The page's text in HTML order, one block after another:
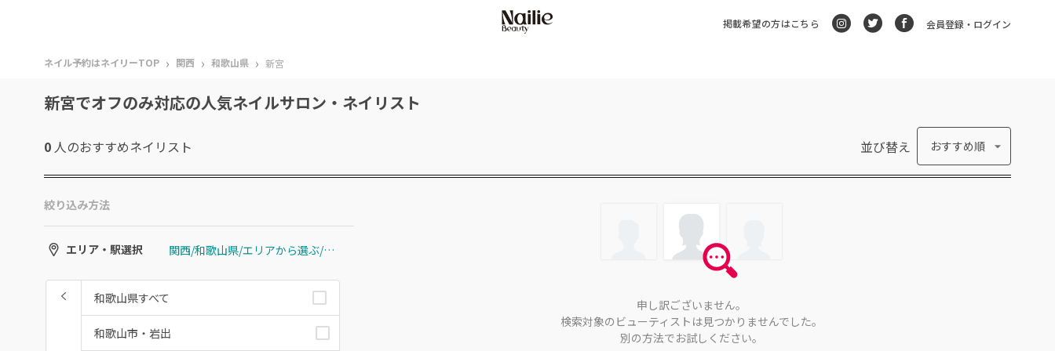
掲載希望の方はこちら 会員登録・ログイン
ネイル予約はネイリーTOP › 関西 › 和歌山県 › 新宮
新宮でオフのみ対応の人気ネイルサロン・ネイリスト
0 人のおすすめネイリスト 並び替え おすすめ順
絞り込み方法
エリア・駅選択 関西/和歌山県/エリアから選ぶ/新宮
和歌山県すべて
和歌山市・岩出
申し訳ございません。
検索対象のビューティストは見つかりませんでした。
別の方法でお試しください。